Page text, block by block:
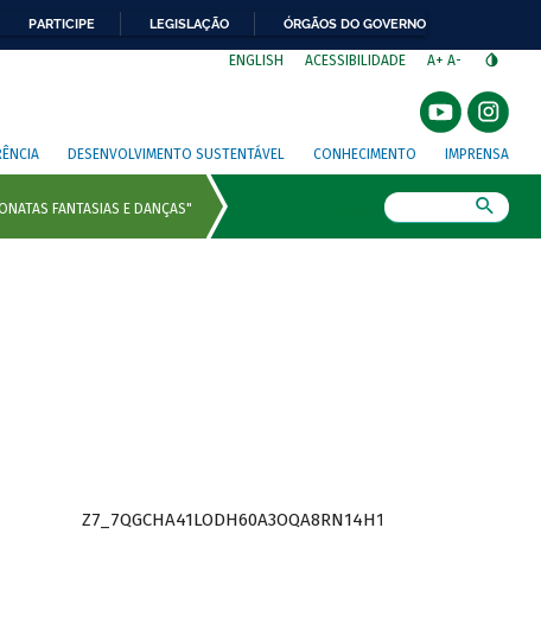
PARTICIPE LEGISLAÇÃO ÓRGÃOS DO GOVERNO
ENGLISH ACESSIBILIDADE A+ A-
DESENVOLVIMENTO SUSTENTÁVEL CONHECIMENTO IMPRENSA
Z7_7QGCHA41LODH60A3OQA8RN14H1